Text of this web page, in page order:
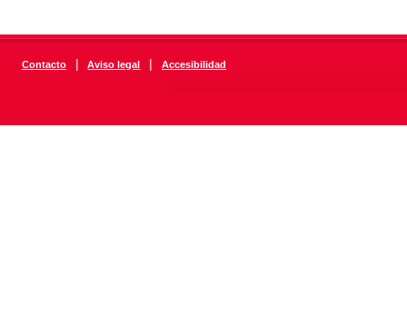
Contacto | Aviso legal | Accesibilidad